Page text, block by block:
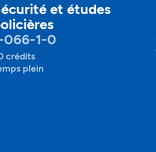
et études
066-1-0
crédits
plein